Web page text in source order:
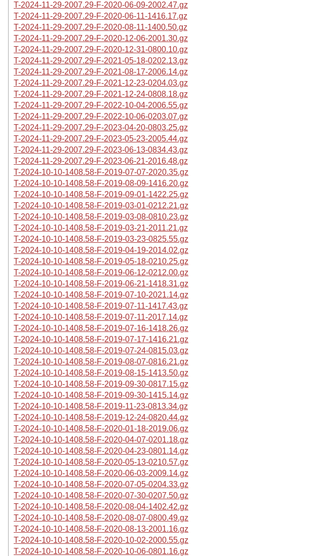
T-2024-11-29-2007.29-F-2020-06-09-2002.47.gz
T-2024-11-29-2007.29-F-2020-06-11-1416.17.gz
T-2024-11-29-2007.29-F-2020-08-11-1400.50.gz
T-2024-11-29-2007.29-F-2020-12-06-2001.30.gz
T-2024-11-29-2007.29-F-2020-12-31-0800.10.gz
T-2024-11-29-2007.29-F-2021-05-18-0202.13.gz
T-2024-11-29-2007.29-F-2021-08-17-2006.14.gz
T-2024-11-29-2007.29-F-2021-12-23-0204.03.gz
T-2024-11-29-2007.29-F-2021-12-24-0808.18.gz
T-2024-11-29-2007.29-F-2022-10-04-2006.55.gz
T-2024-11-29-2007.29-F-2022-10-06-0203.07.gz
T-2024-11-29-2007.29-F-2023-04-20-0803.25.gz
T-2024-11-29-2007.29-F-2023-05-23-2005.44.gz
T-2024-11-29-2007.29-F-2023-06-13-0834.43.gz
T-2024-11-29-2007.29-F-2023-06-21-2016.48.gz
T-2024-10-10-1408.58-F-2019-07-07-2020.35.gz
T-2024-10-10-1408.58-F-2019-08-09-1416.20.gz
T-2024-10-10-1408.58-F-2019-09-01-1422.25.gz
T-2024-10-10-1408.58-F-2019-03-01-0212.21.gz
T-2024-10-10-1408.58-F-2019-03-08-0810.23.gz
T-2024-10-10-1408.58-F-2019-03-21-2011.21.gz
T-2024-10-10-1408.58-F-2019-03-23-0825.55.gz
T-2024-10-10-1408.58-F-2019-04-19-2014.02.gz
T-2024-10-10-1408.58-F-2019-05-18-0210.25.gz
T-2024-10-10-1408.58-F-2019-06-12-0212.00.gz
T-2024-10-10-1408.58-F-2019-06-21-1418.31.gz
T-2024-10-10-1408.58-F-2019-07-10-2021.14.gz
T-2024-10-10-1408.58-F-2019-07-11-1417.43.gz
T-2024-10-10-1408.58-F-2019-07-11-2017.14.gz
T-2024-10-10-1408.58-F-2019-07-16-1418.26.gz
T-2024-10-10-1408.58-F-2019-07-17-1416.21.gz
T-2024-10-10-1408.58-F-2019-07-24-0815.03.gz
T-2024-10-10-1408.58-F-2019-08-07-0816.21.gz
T-2024-10-10-1408.58-F-2019-08-15-1413.50.gz
T-2024-10-10-1408.58-F-2019-09-30-0817.15.gz
T-2024-10-10-1408.58-F-2019-09-30-1415.14.gz
T-2024-10-10-1408.58-F-2019-11-23-0813.34.gz
T-2024-10-10-1408.58-F-2019-12-24-0820.44.gz
T-2024-10-10-1408.58-F-2020-01-18-2019.06.gz
T-2024-10-10-1408.58-F-2020-04-07-0201.18.gz
T-2024-10-10-1408.58-F-2020-04-23-0801.14.gz
T-2024-10-10-1408.58-F-2020-05-13-0210.57.gz
T-2024-10-10-1408.58-F-2020-06-03-2009.14.gz
T-2024-10-10-1408.58-F-2020-07-05-0204.33.gz
T-2024-10-10-1408.58-F-2020-07-30-0207.50.gz
T-2024-10-10-1408.58-F-2020-08-04-1402.42.gz
T-2024-10-10-1408.58-F-2020-08-07-0800.49.gz
T-2024-10-10-1408.58-F-2020-08-13-2001.16.gz
T-2024-10-10-1408.58-F-2020-10-02-2000.55.gz
T-2024-10-10-1408.58-F-2020-10-06-0801.16.gz